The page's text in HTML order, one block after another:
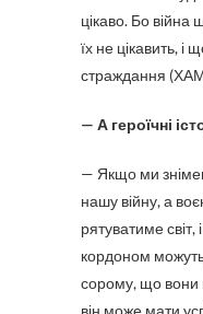
цікаво. Бо війна
їх не цікавить, і
страждання
— А героїчні
— Якщо ми
нашу війну, а
рятуватиме
кордоном
сорому, що вони
він може мати